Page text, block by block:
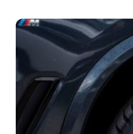
översikt av ...